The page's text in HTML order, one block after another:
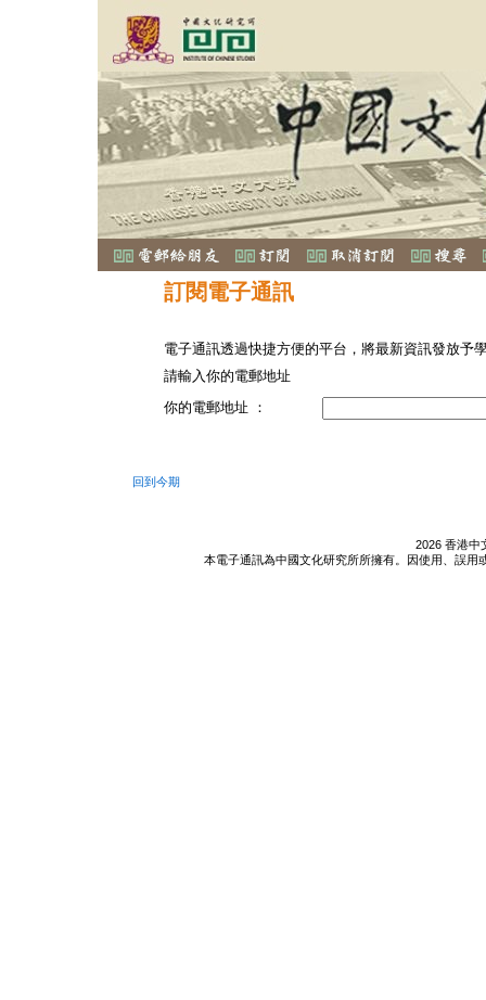
訂閱電子通訊
電子通訊透過快捷方便的平台，將最新資訊發放予
請輸入你的電郵地址
你的電郵地址 ：
回到今期
2026 香港中
本電子通訊為中國文化研究所所擁有。因使用、誤